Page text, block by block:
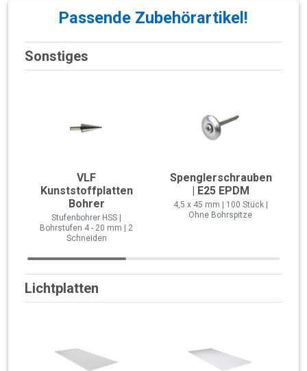
Passende Zubehörartikel!
Sonstiges
VLF
Kunststoffplatten
Bohrer
Stufenbohrer HSS |
Bohrstufen 4 - 20 mm | 2
Schneiden
Spenglerschrauben
| E25 EPDM
4,5 x 45 mm | 100 Stück |
Ohne Bohrspitze
Lichtplatten